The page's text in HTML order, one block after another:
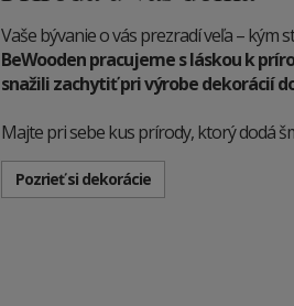
Vaše bývanie o vás prezradí veľa – kým
BeWooden pracujeme s láskou k
snažili zachytiť pri výrobe dekorácií
Majte pri sebe kus prírody, ktorý dodá
Pozrieť si dekorácie